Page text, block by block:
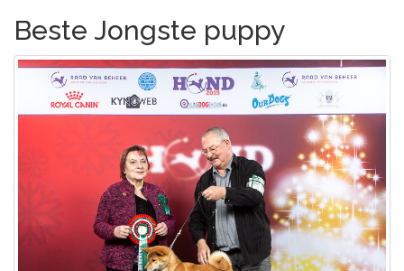
Beste Jongste puppy